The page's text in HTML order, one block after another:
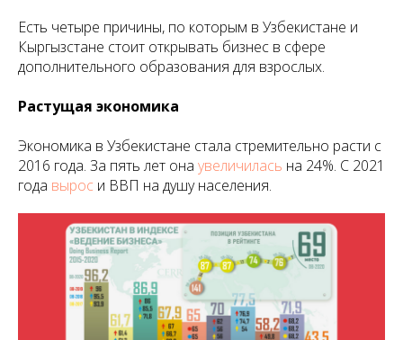
Есть четыре причины, по которым в Узбекистане и
Кыргызстане стоит открывать бизнес в сфере
дополнительного образования для взрослых.
Растущая экономика
Экономика в Узбекистане стала стремительно расти с
2016 года. За пять лет она увеличилась на 24%. С 2021
года вырос и ВВП на душу населения.